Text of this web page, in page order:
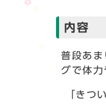
内容
普段あ
グで体
「きつ